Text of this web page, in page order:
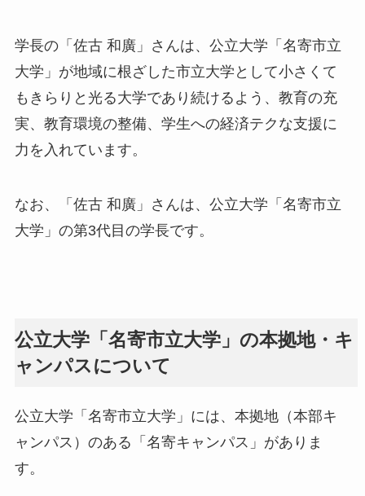
学長の「佐古 和廣」さんは、公立大学「名寄市立
大学」が地域に根ざした市立大学として小さくて
もきらりと光る大学であり続けるよう、教育の充
実、教育環境の整備、学生への経済テクな支援に
力を入れています。
なお、「佐古 和廣」さんは、公立大学「名寄市立
大学」の第3代目の学長です。
公立大学「名寄市立大学」の本拠地・キ
ャンパスについて
公立大学「名寄市立大学」には、本拠地（本部キ
ャンパス）のある「名寄キャンパス」がありま
す。